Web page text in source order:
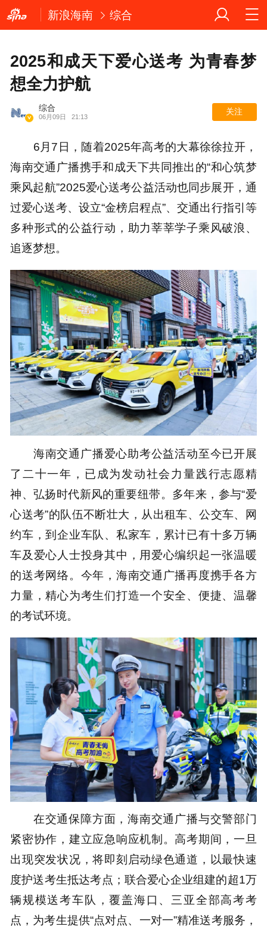
新浪海南 综合
2025和成天下爱心送考 为青春梦
想全力护航
综合
06月09日 21:13
关注
6月7日，随着2025年高考的大幕徐徐拉开，
海南交通广播携手和成天下共同推出的“和心筑梦
乘风起航”2025爱心送考公益活动也同步展开，通
过爱心送考、设立“金榜启程点”、交通出行指引等
多种形式的公益行动，助力莘莘学子乘风破浪、
追逐梦想。
海南交通广播爱心助考公益活动至今已开展
了二十一年，已成为发动社会力量践行志愿精
神、弘扬时代新风的重要纽带。多年来，参与“爱
心送考”的队伍不断壮大，从出租车、公交车、网
约车，到企业车队、私家车，累计已有十多万辆
车及爱心人士投身其中，用爱心编织起一张温暖
的送考网络。今年，海南交通广播再度携手各方
力量，精心为考生们打造一个安全、便捷、温馨
的考试环境。
在交通保障方面，海南交通广播与交警部门
紧密协作，建立应急响应机制。高考期间，一旦
出现突发状况，将即刻启动绿色通道，以最快速
度护送考生抵达考点；联合爱心企业组建的超1万
辆规模送考车队，覆盖海口、三亚全部高考考
点，为考生提供“点对点、一对一”精准送考服务，